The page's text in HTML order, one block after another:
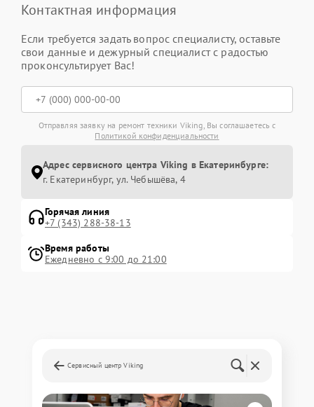
Контактная информация
Если требуется задать вопрос специалисту, оставьте
свои данные и дежурный специалист с радостью
проконсультирует Вас!
Отправляя заявку на ремонт техники Viking, Вы соглашаетесь с
Политикой конфиденциальности
Адрес сервисного центра Viking в Екатеринбурге:
г. Екатеринбург, ул. Чебышёва, 4
Горячая линия
+7 (343) 288-38-13
Время работы
Ежедневно с 9:00 до 21:00
Сервисный центр Viking